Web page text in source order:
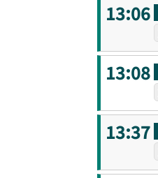
13:06
13:08
13:37